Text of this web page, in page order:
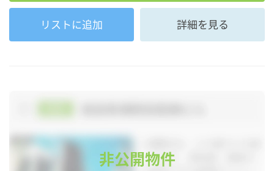
リストに追加 詳細を見る
非公開物件